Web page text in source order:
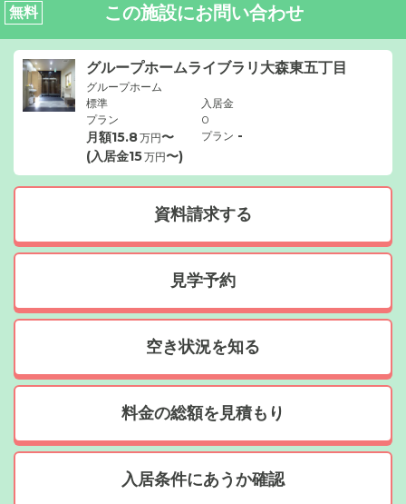
無料 この施設にお問い合わせ
グループホームライブラリ大森東五丁目
グループホーム
標準
プラン
月額15.8万円〜
(入居金15万円〜)
入居金
0
プラン -
資料請求する
見学予約
空き状況を知る
料金の総額を見積もり
入居条件にあうか確認